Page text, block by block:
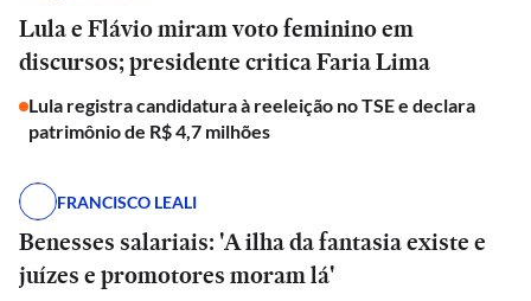
Lula e Flávio miram voto feminino em
discursos; presidente critica Faria Lima
Lula registra candidatura à reeleição no TSE e declara
patrimônio de R$ 4,7 milhões
FRANCISCO LEALI
Benesses salariais: 'A ilha da fantasia existe e
juízes e promotores moram lá'